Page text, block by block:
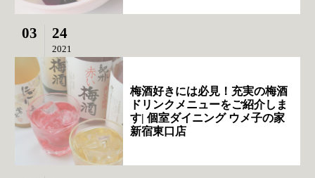
03 24
2021
梅酒好きには必見！充実の梅酒
ドリンクメニューをご紹介しま
す| 個室ダイニング ウメ子の家
新宿東口店